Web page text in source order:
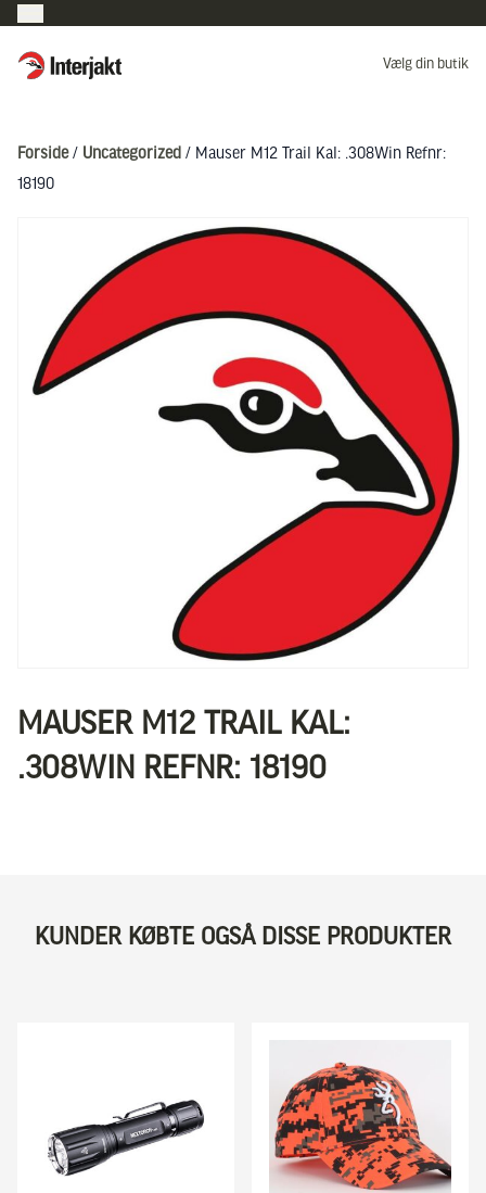
Interjakt DK Vælg din butik
Forside/ Uncategorized / Mauser M12 Trail Kal: .308Win Refnr:
18190
MAUSER M12 TRAIL KAL:
.308WIN REFNR: 18190
KUNDER KØBTE OGSÅ DISSE PRODUKTER